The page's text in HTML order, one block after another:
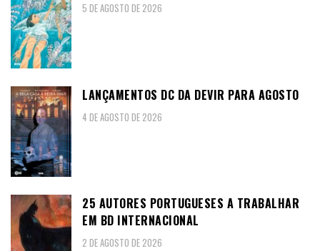
5 DE AGOSTO DE 2026
LANÇAMENTOS DC DA DEVIR PARA AGOSTO
4 DE AGOSTO DE 2026
25 AUTORES PORTUGUESES A TRABALHAR
EM BD INTERNACIONAL
2 DE AGOSTO DE 2026